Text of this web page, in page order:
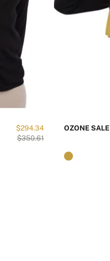
$294.34
$350.61
OZONE SALE